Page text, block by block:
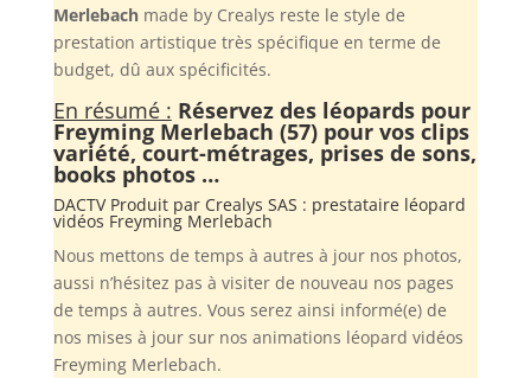
Merlebachmade by Crealys reste le style de
prestation artistique très spécifique en terme de
budget, dû aux spécificités.
En résumé : Réservez des léopards pour
Freyming Merlebach (57) pour vos clips
variété, court-métrages, prises de sons,
books photos …
DACTV Produit par Crealys SAS : prestataire léopard
vidéos Freyming Merlebach
Nous mettons de temps à autres à jour nos photos,
aussi n’hésitez pas à visiter de nouveau nos pages
de temps à autres. Vous serez ainsi informé(e) de
nos mises à jour sur nos animations léopard vidéos
Freyming Merlebach.